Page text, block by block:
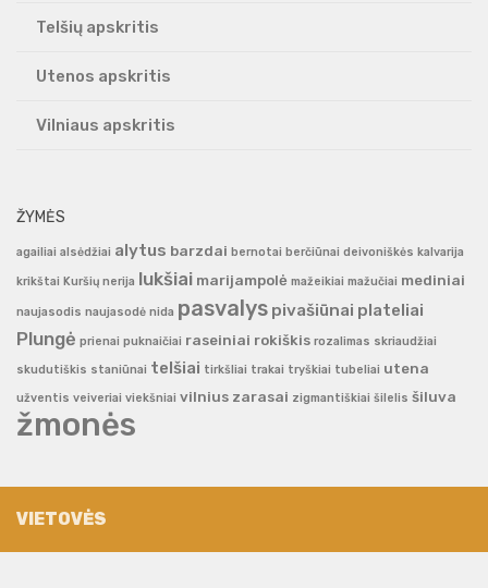
Telšių apskritis
Utenos apskritis
Vilniaus apskritis
ŽYMĖS
agailiai alsėdžiai alytus barzdai bernotai berčiūnai deivoniškės kalvarija
krikštai Kuršių nerija lukšiai marijampolė mažeikiai mažučiai mediniai
naujasodis naujasodė nida pasvalys pivašiūnai plateliai
Plungė prienai puknaičiai raseiniai rokiškis rozalimas skriaudžiai
skudutiškis staniūnai telšiai tirkšliai trakai tryškiai tubeliai utena
užventis veiveriai viekšniai vilnius zarasai zigmantiškiai šilelis šiluva
žmonės
VIETOVĖS